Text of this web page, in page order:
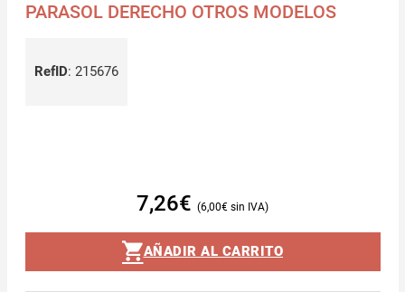
PARASOL DERECHO OTROS MODELOS
RefID: 215676
7,26€ 6,00€
AÑADIR AL CARRITO